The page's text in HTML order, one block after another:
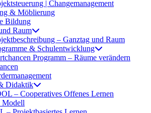
| Changemanagement
& Möblierung
Bildung
Raum
– Ganztag und Raum
& Schulentwicklung
Programm – Räume verändern
Didaktik
– Cooperatives Offenes Lernen